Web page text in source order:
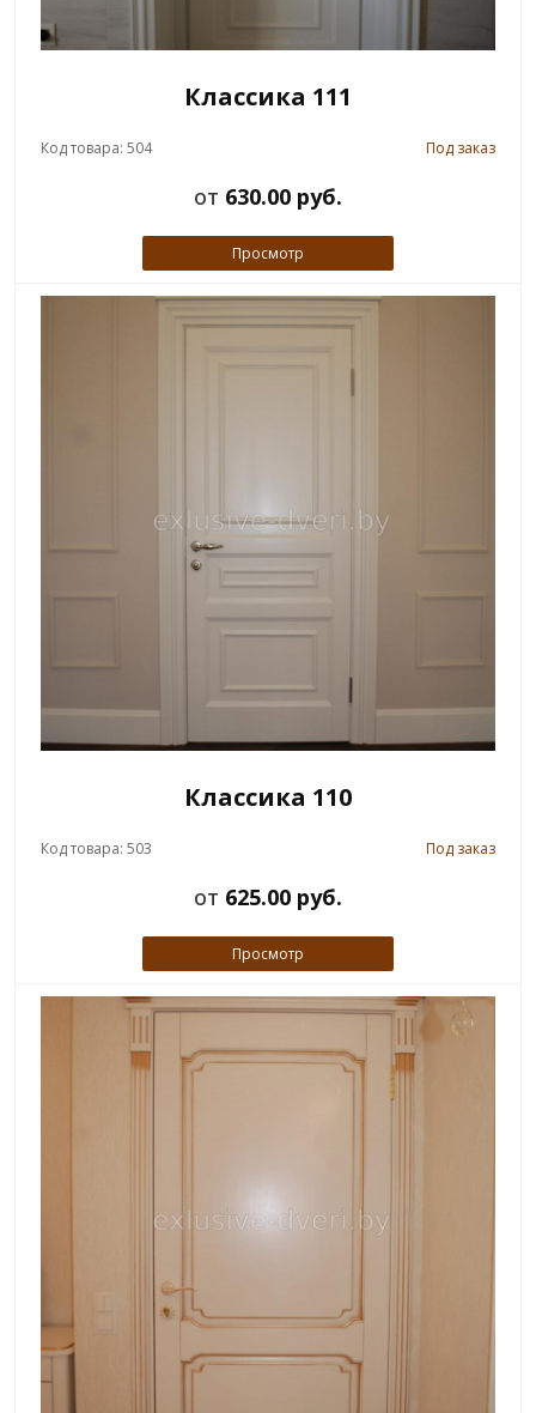
Классика 111
Код товара: 504 Под заказ
от 630.00 руб.
Просмотр
Классика 110
Код товара: 503 Под заказ
от 625.00 руб.
Просмотр